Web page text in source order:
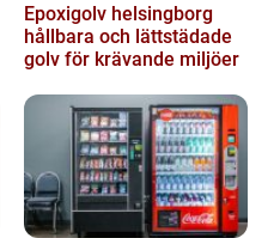
Epoxigolv helsingborg
hållbara och lättstädade
golv för krävande miljöer